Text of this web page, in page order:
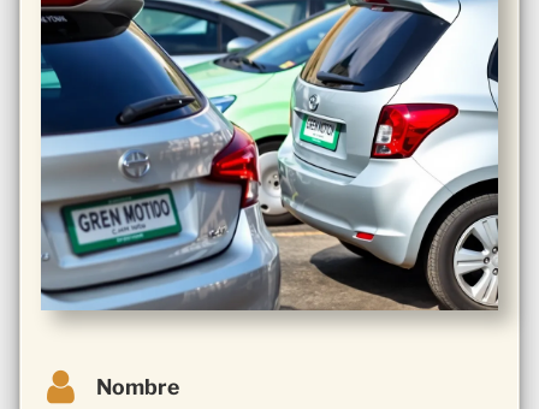
Nombre